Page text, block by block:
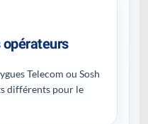
Telecom ou Sosh
différents pour le